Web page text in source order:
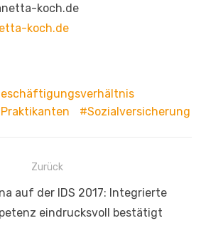
koch.de
koch.de
Praktikanten Sozialversicherung
Zurück
auf der IDS 2017: Integrierte
eindrucksvoll bestätigt